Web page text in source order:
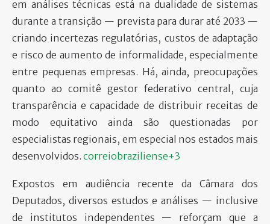
em análises técnicas está na dualidade de sistemas
durante a transição — prevista para durar até 2033 —
criando incertezas regulatórias, custos de adaptação
e risco de aumento de informalidade, especialmente
entre pequenas empresas. Há, ainda, preocupações
quanto ao comitê gestor federativo central, cuja
transparência e capacidade de distribuir receitas de
modo equitativo ainda são questionadas por
especialistas regionais, em especial nos estados mais
desenvolvidos. correiobraziliense+3
Expostos em audiência recente da Câmara dos
Deputados, diversos estudos e análises — inclusive
de institutos independentes — reforçam que a